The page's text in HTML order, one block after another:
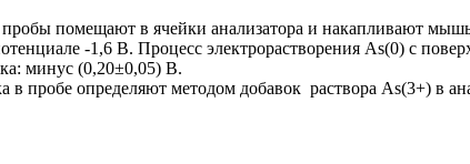
помещают в ячейки анализатора и накапливают
-1,6 В. Процесс электрорастворения As(0) с
минус (0,20±0,05) В.
пробе определяют методом добавок раствора As(3+) в